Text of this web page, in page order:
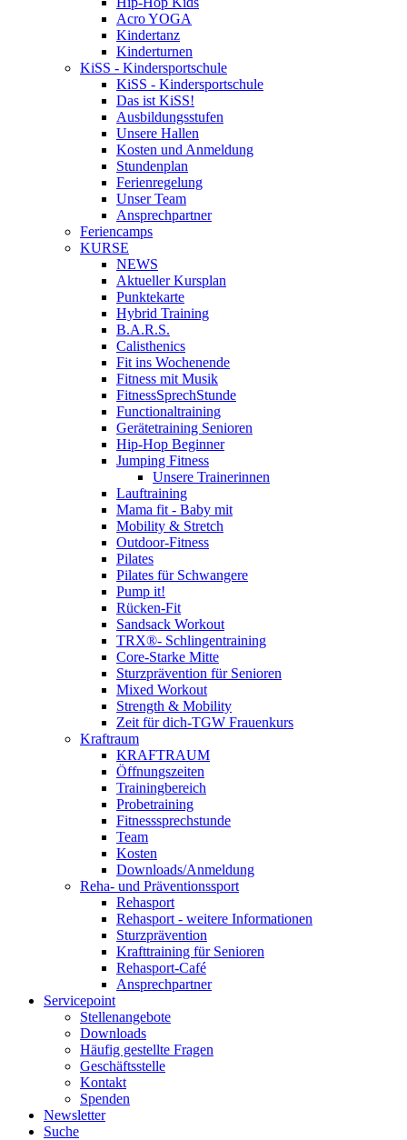
Acro YOGA
Kindertanz
Kinderturnen
KiSS - Kindersportschule
KiSS - Kindersportschule
Das ist KiSS!
Ausbildungsstufen
Unsere Hallen
Kosten und Anmeldung
Stundenplan
Ferienregelung
Unser Team
Ansprechpartner
Feriencamps
KURSE
NEWS
Aktueller Kursplan
Punktekarte
Hybrid Training
B.A.R.S.
Calisthenics
Fit ins Wochenende
Fitness mit Musik
FitnessSprechStunde
Functionaltraining
Gerätetraining Senioren
Hip-Hop Beginner
Jumping Fitness
Unsere Trainerinnen
Lauftraining
Mama fit - Baby mit
Mobility & Stretch
Outdoor-Fitness
Pilates
Pilates für Schwangere
Pump it!
Rücken-Fit
Sandsack Workout
TRX®- Schlingentraining
Core-Starke Mitte
Sturzprävention für Senioren
Mixed Workout
Strength & Mobility
Zeit für dich-TGW Frauenkurs
Kraftraum
KRAFTRAUM
Öffnungszeiten
Trainingbereich
Probetraining
Fitnesssprechstunde
Team
Kosten
Downloads/Anmeldung
Reha- und Präventionssport
Rehasport
Rehasport - weitere Informationen
Sturzprävention
Krafttraining für Senioren
Rehasport-Café
Ansprechpartner
Servicepoint
Stellenangebote
Downloads
Häufig gestellte Fragen
Geschäftsstelle
Kontakt
Spenden
Newsletter
Suche